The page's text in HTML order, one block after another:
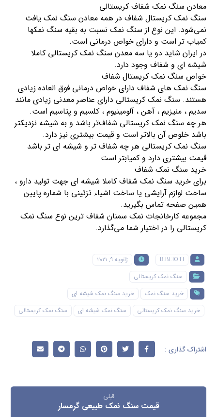
معادن سنگ نمک شفاف کریستالی
سنگ نمک کریستال شفاف در همه معادن سنگ نمک یافت
نمی‌شود. این نوع از سنگ نمک نسبت به بقیه سنگ نمکها
کمیاب تر است و دارای خواص درمانی است.
در ایران شاید دو یا سه معدن سنگ نمک کریستالی کاملا
شیشه ای و شفاف وجود دارد.
خواص سنگ نمک کریستال شفاف
سنگ نمک های شفاف دارای خواص درمانی فوق العاده زیادی
هستند. سنگ نمک کریستالی دارای عناصر معدنی زیادی مانند
سدیم ، منیزیم ، آهن ، آلومینیوم ، کلسیم و پتاسیم است.
هر چه سنگ نمک کریستالی شفاف‌تر باشد و به شیشه نزدیکتر
باشد خلوص آن بالاتر است و قیمت بیشتری نیز دارد.
سنگ نمک کریستالی هر چه شفاف تر و شیشه ای تر باشد
قیمت بیشتری دارد و کمیابتر است
خرید سنگ نمک شفاف
برای خرید سنگ نمک شفاف کاملا شیشه ای جهت تولید دارو ،
ساخت لوازم آرایشی یا ساخت اشیاء تزئینی با شماره پایین
همین صفحه تماس بگیرید.
مجموعه کارخانجات نمک سمنان شفاف ترین نوع سنگ نمک
کریستالی را در اختیار شما می‌گذارد.
B.BEIOTI
ژانویه ۹, ۲۰۲۱
سنگ نمک کریستالی
خرید سنگ نمک
خرید سنگ نمک شیشه ای
خرید سنگ نمک کریستالی
سنگ نمک شیشه ای سنگ نمک کریستالی
قبلی
قیمت سنگ نمک طبیعی گرمسار